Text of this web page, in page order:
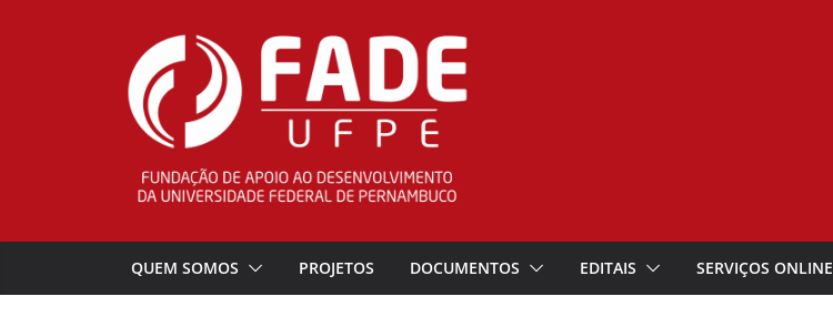
QUEM SOMOS PROJETOS DOCUMENTOS EDITAIS SERVIÇOS ONLINE